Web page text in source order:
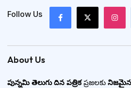
Follow Us
About Us
పున్నమి తెలుగు దిన పత్రికప్రజలకు నిజమైన